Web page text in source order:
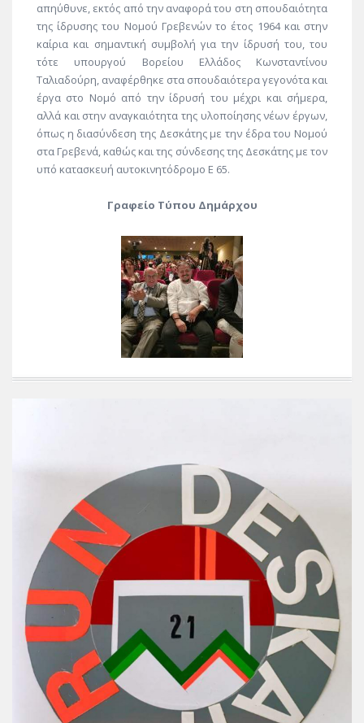
απηύθυνε, εκτός από την αναφορά του στη σπουδαιότητα
της ίδρυσης του Νομού Γρεβενών το έτος 1964 και στην
καίρια και σημαντική συμβολή για την ίδρυσή του, του
τότε υπουργού Βορείου Ελλάδος Κωνσταντίνου
Ταλιαδούρη, αναφέρθηκε στα σπουδαιότερα γεγονότα και
έργα στο Νομό από την ίδρυσή του μέχρι και σήμερα,
αλλά και στην αναγκαιότητα της υλοποίησης νέων έργων,
όπως η διασύνδεση της Δεσκάτης με την έδρα του Νομού
στα Γρεβενά, καθώς και της σύνδεσης της Δεσκάτης με τον
υπό κατασκευή αυτοκινητόδρομο Ε 65.
Γραφείο Τύπου Δημάρχου